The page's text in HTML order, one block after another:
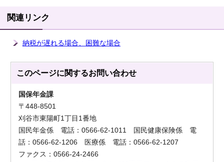
関連リンク
納税が遅れる場合、困難な場合
このページに関するお問い合わせ
国保年金課
〒448-8501
刈谷市東陽町1丁目1番地
国民年金係 電話：0566-62-1011 国民健康保険係 電
話：0566-62-1206 医療係 電話：0566-62-1207
ファクス：0566-24-2466